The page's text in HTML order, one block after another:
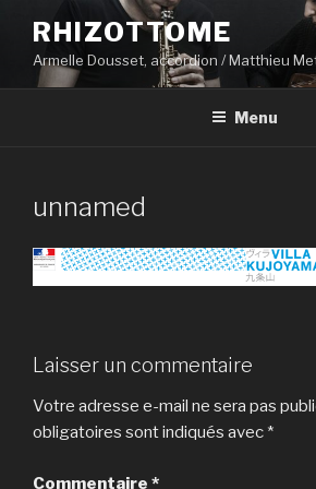
contenu
principal
RHIZOTTOME
Armelle Dousset, accordion / Matthieu
Menu
unnamed
Laisser un commentaire
Votre adresse e-mail ne sera pas
obligatoires sont indiqués avec *
Commentaire *